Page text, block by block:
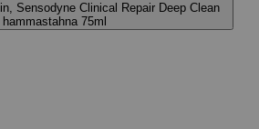
Sensodyne Clinical Repair Deep Clean
hammastahna 75ml